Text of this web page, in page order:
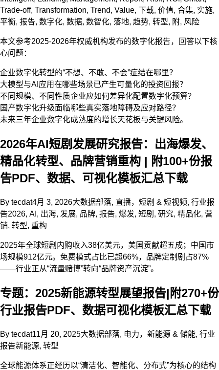
Trade-off, Transformation, Trend, Value, 下载, 价值, 合集, 实施,
平衡, 报告, 数字化, 数据, 数智化, 落地, 趋势, 转型, 附, 风险
本文参考2025-2026年权威机构发布的数字化报告，回答以下核
心问题：
企业数字化转型的“不想、不敢、不会”症结在哪里？
大模型与AI应用在哪些场景已产生可量化的投资回报？
不同规模、不同性质企业应如何差异化配置数字化预算？
国产数字化升级面临哪些真实落地障碍及应对路径？
未来三年企业数字化成熟度的增长天花板与关键风险。
2026年AI短剧发展研究报告：出海爆发、
精品化转型、品牌营销重构 | 附100+份报
告PDF、数据、可视化模板汇总下载
By tecdat4月 3, 2026大数据部落, 直播，短剧 & 短视频, 行业报
告2026, AI , 出海, 发展, 品牌, 报告, 爆发, 短剧 , 研究, 精品化, 营
销, 转型, 重构
2025年全球短剧内购收入38亿美元，美国贡献超五成；中国市
场规模912亿元。免费模式占比已超66%，品牌定制剧占87%
——行业正从“流量赌博”转向“品牌资产沉淀”。
专题：2025新能源转型展望报告|附270+份
行业报告PDF、数据可视化模板汇总下载
By tecdat11月 20, 2025大数据部落, 电力，新能源 & 储能, 行业
报告新能源, 转型
全球能源体系正经历以“清洁化、智能化、分布式”为核心的结构